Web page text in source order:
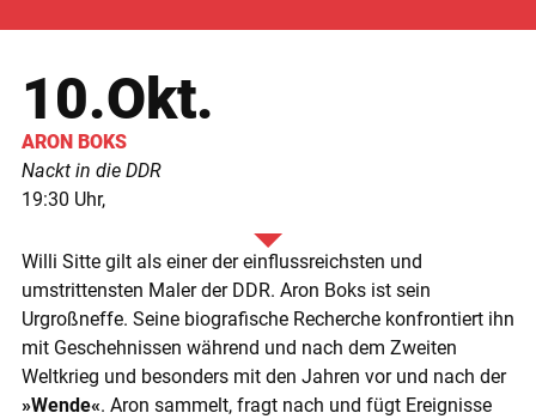
10.Okt.
ARON BOKS
Nackt in die DDR
19:30
Willi Sitte gilt als einer der einflussreichs­ten und
umstrittensten Maler der DDR. Aron Boks ist sein
Urgroßneffe. Seine bio­grafische Recherche konfrontiert ihn
mit Geschehnissen während und nach dem Zweiten
Weltkrieg und besonders mit den Jahren vor und nach der
»Wende«. Aron sammelt, fragt nach und fügt Ereignisse